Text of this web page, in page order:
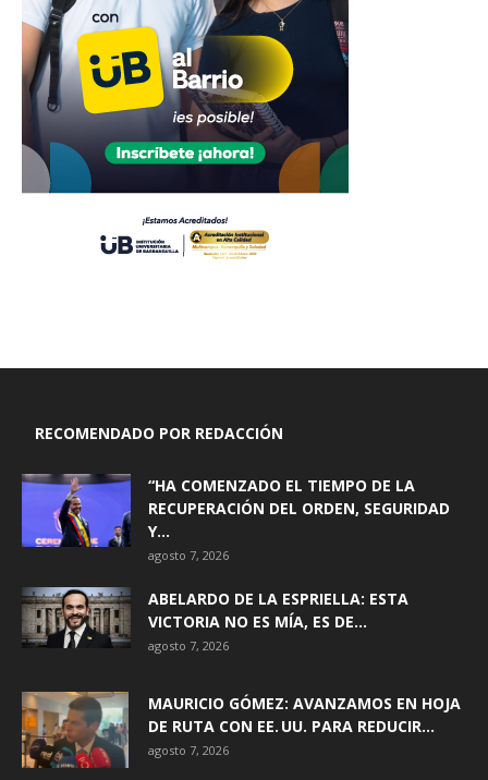
RECOMENDADO POR REDACCIÓN
“HA COMENZADO EL TIEMPO DE LA
RECUPERACIÓN DEL ORDEN, SEGURIDAD
Y...
agosto 7, 2026
ABELARDO DE LA ESPRIELLA: ESTA
VICTORIA NO ES MÍA, ES DE...
agosto 7, 2026
MAURICIO GÓMEZ: AVANZAMOS EN HOJA
DE RUTA CON EE. UU. PARA REDUCIR...
agosto 7, 2026